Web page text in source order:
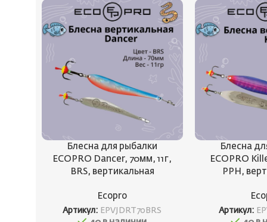
Блесна для рыбалки
ECOPRO Dancer, 70мм, 11г,
BRS, вертикальная
Ecopro
Артикул: EPVJDRT70BRS
Блесна
ECOPRO
PPH,
Артикул: